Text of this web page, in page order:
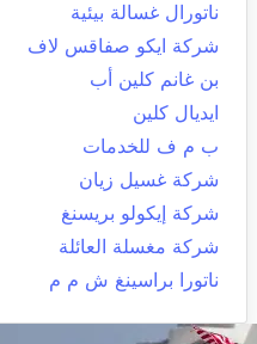
ناتورال غسالة بيئية
شركة ايكو صفاقس لاف
بن غانم كلين أب
ايديال كلين
ب م ف للخدمات
شركة غسيل زيان
شركة إيكولو بريسنغ
شركة مغسلة العائلة
ناتورا براسينغ ش م م